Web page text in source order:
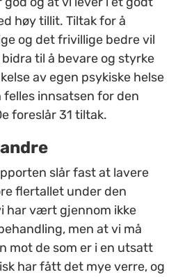
høy tillit. Tiltak for å
og det frivillige bedre vil
til å bevare og styrke
av egen psykiske helse
innsatsen for den
foreslår 31 tiltak.
slår fast at lavere
flertallet under den
har vært gjennom ikke
men at vi må
mot de som er i en utsatt
har fått det mye verre, og